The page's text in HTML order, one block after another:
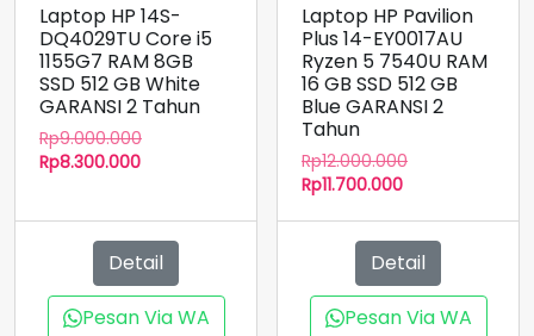
Laptop HP 14S-
DQ4029TU Core i5
1155G7 RAM 8GB
SSD 512 GB White
GARANSI 2 Tahun
Rp9.000.000Harga
Rp8.300.000Harga
Rp8.300.000.
Detail
Pesan Via WA
Laptop HP Pavilion
Plus 14-EY0017AU
Ryzen 5 7540U RAM
16 GB SSD 512 GB
Blue GARANSI 2
Tahun
Rp12.000.000Harga
Rp11.700.000Harga
adalah:
Rp11.700.000.
Detail
Pesan Via WA